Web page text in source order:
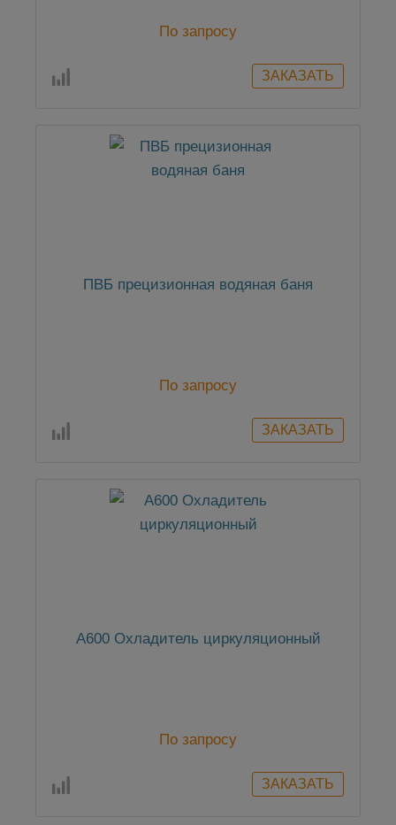
По запросу
ПВБ прецизионная водяная баня
По запросу
А600 Охладитель циркуляционный
По запросу